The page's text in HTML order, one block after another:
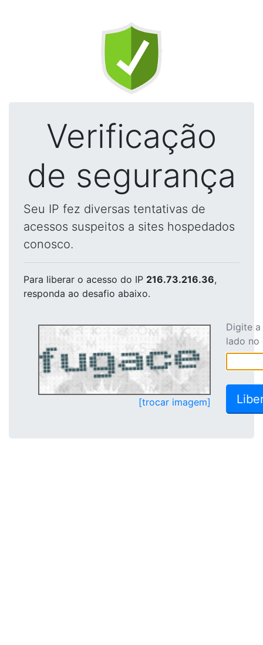
Verificação
de segurança
Seu IP fez diversas tentativas de
acessos suspeitos a sites hospedados
conosco.
Para liberar o acesso do IP 216.73.216.36,
responda ao desafio abaixo.
[trocar imagem]
Digite
lado no